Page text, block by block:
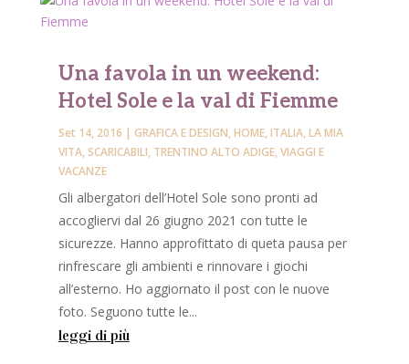
Una favola in un weekend:
Hotel Sole e la val di Fiemme
Set 14, 2016 | GRAFICA E DESIGN,HOME,ITALIA,LA MIA
VITA,SCARICABILI, TRENTINO ALTO ADIGE,VIAGGI E
VACANZE
Gli albergatori dell’Hotel Sole sono pronti ad
accogliervi dal 26 giugno 2021 con tutte le
sicurezze. Hanno approfittato di queta pausa per
rinfrescare gli ambienti e rinnovare i giochi
all’esterno. Ho aggiornato il post con le nuove
foto. Seguono tutte le...
leggi di più